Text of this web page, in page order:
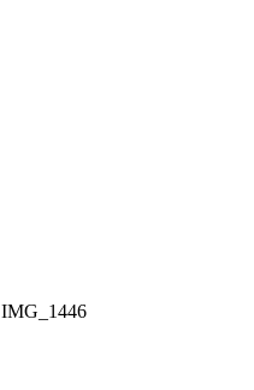
IMG_1446